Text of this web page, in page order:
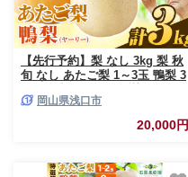
【先行予約】梨 なし 3kg 梨 秋
旬 なし あたご梨 1～3玉 鴨梨 3
《2026年11月中旬-12月下旬頃
より発送予定》岡山県 浅口市
果物 フルーツ 梨 詰め合わせ 贈
岡山県浅口市
20,000円